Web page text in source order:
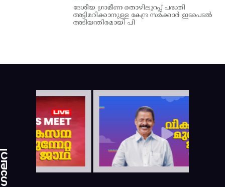
ദേശീയ ഗ്രാമീണ തൊഴിലുറപ്പ്‌ പദ്ധതി
അട്ടിമറിക്കാനുള്ള കേന്ദ്ര സര്‍ക്കാര്‍ ഇടപെടല്‍
അടിയന്തിരമായി പി